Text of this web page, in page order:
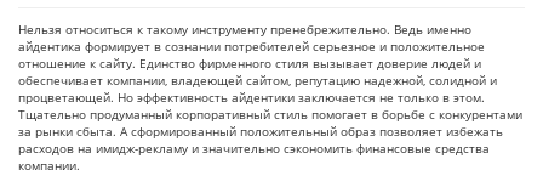
Нельзя относиться к такому инструменту пренебрежительно. Ведь именно
айдентика формирует в сознании потребителей серьезное и положительное
отношение к сайту. Единство фирменного стиля вызывает доверие людей и
обеспечивает компании, владеющей сайтом, репутацию надежной, солидной и
процветающей. Но эффективность айдентики заключается не только в этом.
Тщательно продуманный корпоративный стиль помогает в борьбе с конкурентами
за рынки сбыта. А сформированный положительный образ позволяет избежать
расходов на имидж-рекламу и значительно сэкономить финансовые средства
компании.